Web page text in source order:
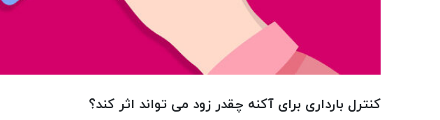
کنترل بارداری برای آکنه چقدر زود می تواند اثر کند؟